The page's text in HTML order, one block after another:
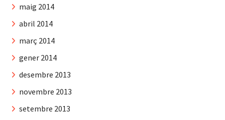
maig 2014
abril 2014
març 2014
gener 2014
desembre 2013
novembre 2013
setembre 2013